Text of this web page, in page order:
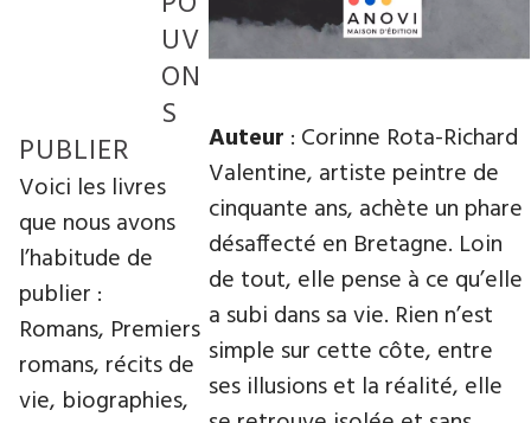
Auteur : Corinne Rota-Richard
Valentine, artiste peintre de
cinquante ans, achète un phare
désaffecté en Bretagne. Loin
de tout, elle pense à ce qu’elle
a subi dans sa vie. Rien n’est
simple sur cette côte, entre
ses illusions et la réalité, elle
UV
ON
S
PUBLIER
Voici les livres
que nous avons
l’habitude de
publier :
Romans, Premiers
romans, récits de
vie, biographies,